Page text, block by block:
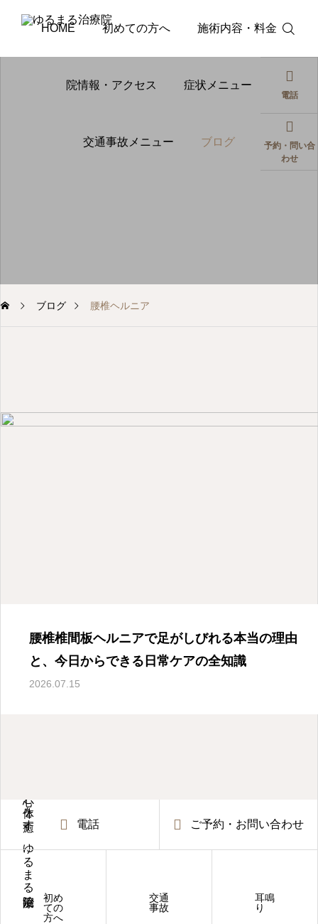
HOME 初めての方へ 施術内容・料金
院情報・アクセス 症状メニュー
交通事故メニュー ブログ
脊柱管狭窄症
心と体を癒す、ゆるまる治療院
電話
予約・問い合
わせ
ブログ 腰椎ヘルニア
腰椎椎間板ヘルニアで足がしびれる本当の理由
と、今日からできる日常ケアの全知識
2026.07.15
電話 ご予約・お問い合わせ
初め
ての
方へ
交通
事故
耳鳴
り